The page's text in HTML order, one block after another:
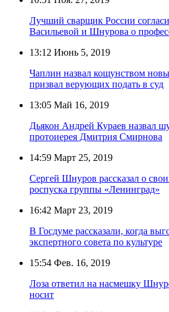
Лучший сварщик России
Васильевой и Шнурова о
13:12 Июнь 5, 2019
Чаплин назвал кощунством
призвал верующих подать в суд
13:05 Май 16, 2019
Дьякон Андрей Кураев назвал
протоиерея Дмитрия Смирнова
14:59 Март 25, 2019
Сергей Шнуров рассказал о
роспуска группы «Ленинград»
16:42 Март 23, 2019
В Госдуме рассказали, когда
экспертного совета по культуре
15:54 Фев. 16, 2019
Лоза ответил на насмешку
носит